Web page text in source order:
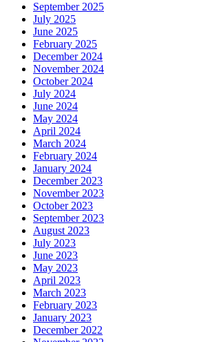
September 2025
July 2025
June 2025
February 2025
December 2024
November 2024
October 2024
July 2024
June 2024
May 2024
April 2024
March 2024
February 2024
January 2024
December 2023
November 2023
October 2023
September 2023
August 2023
July 2023
June 2023
May 2023
April 2023
March 2023
February 2023
January 2023
December 2022